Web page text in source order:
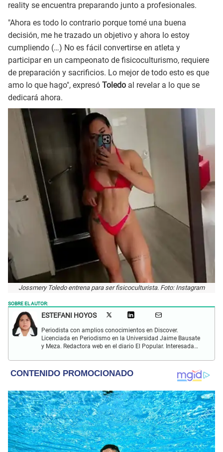
reality se encuentra preparando junto a profesionales.
"Ahora es todo lo contrario porque tomé una buena
decisión, me he trazado un objetivo y ahora lo estoy
cumpliendo (…) No es fácil convertirse en atleta y
participar en un campeonato de fisicoculturismo, requiere
de preparación y sacrificios. Lo mejor de todo esto es que
amo lo que hago", expresó Toledo al revelar a lo que se
dedicará ahora.
Jossmery Toledo entrena para ser fisicoculturista. Foto: Instagram
SOBRE EL AUTOR:
ESTEFANI HOYOS
Periodista con amplios conocimientos en Discover.
Licenciada en Periodismo en la Universidad Jaime Bausate
y Meza. Redactora web en el diario El Popular. Interesada
internacional; tendencias, películas y series.